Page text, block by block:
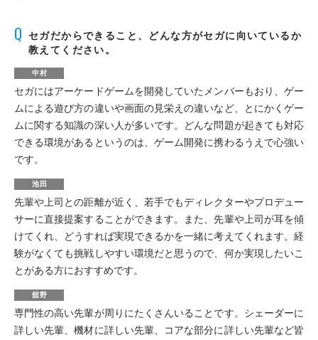
セガだからできること、どんな方がセガに向いているか
教えてください。
中村
セガにはアーケードゲームを開発していたメンバーもおり、ゲー
ムによる遊び方の違いや画面の見栄えの違いなど、とにかくゲー
ムに関する知識の深い人が多いです。どんな問題が起きても対応
できる環境があるというのは、ゲーム開発に携わるうえで心強い
です。
池田
先輩や上司との距離が近く、若手でもディレクターやプロデュー
サーに直接提案することができます。また、先輩や上司が耳を傾
けてくれ、どうすれば実現できるかを一緒に考えてくれます。経
験がなくても挑戦しやすい環境だと思うので、何か実現したいこ
とがある方におすすめです。
舘野
専門性の高い先輩が周りにたくさんいることです。シェーダーに
詳しい先輩、機材に詳しい先輩、コアな部分に詳しい先輩など皆